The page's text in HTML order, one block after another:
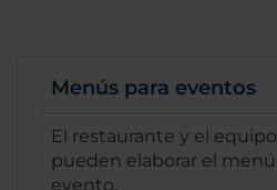
Menús para eventos
El restaurante y el
pueden elaborar el
evento.